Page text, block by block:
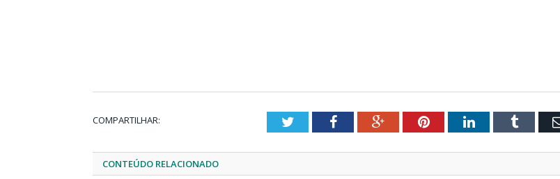
COMPARTILHAR: TwitterFacebookGoogle+PinterestLinkedInTumblr
CONTEÚDO RELACIONADO